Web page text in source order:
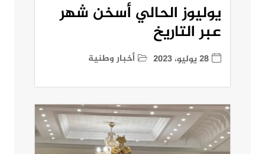
يوليوز الحالي أسخن شهر
عبر التاريخ
28 يوليو، 2023 أخبار وطنية